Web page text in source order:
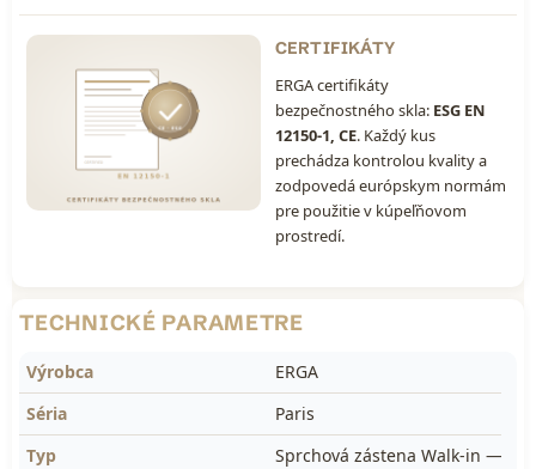
CERTIFIKÁTY
ERGA certifikáty
bezpečnostného skla: ESG EN
12150-1, CE. Každý kus
prechádza kontrolou kvality a
zodpovedá európskym normám
pre použitie v kúpeľňovom
prostredí.
TECHNICKÉ PARAMETRE
Výrobca
ERGA
Séria
Paris
Typ
Sprchová zástena Walk-in —